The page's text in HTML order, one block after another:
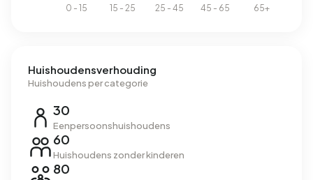
Huishoudensverhouding
Huishoudens per categorie
30
Eenpersoonshuishoudens
60
Huishoudens zonder kinderen
80